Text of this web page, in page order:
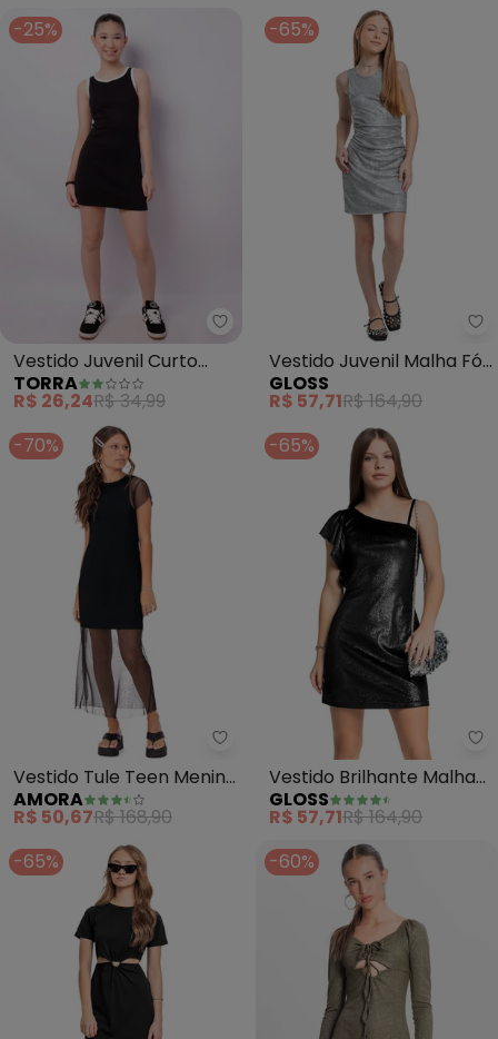
-25%
Torra - Vestido Juvenil Curto
Vestido Juvenil Curto
(Preto)
TORRA
R$ 26,24R$ 34,99
-65%
Vestido Juvenil Malha Fóil
(Cinza)
GLOSS
R$ 57,71R$ 164,90
-70%
Amora - Vestido Tule Teen
Vestido Tule Teen Menina
(Preto)
AMORA
R$ 50,67R$ 168,90
-65%
Vestido Brilhante Malha
Veludo (Preto)
GLOSS
R$ 57,71R$ 164,90
-65%
-60%